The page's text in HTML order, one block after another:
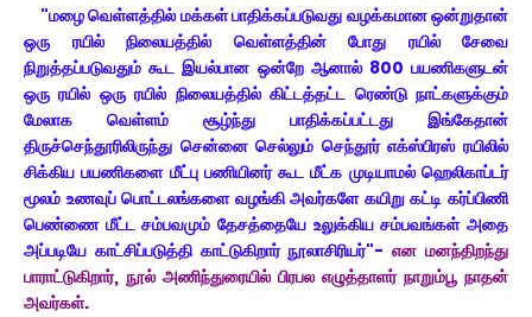
"மழை வெள்ளத்தில் மக்கள் பாதிக்கப்படுவது வழக்கமான ஒன்றுதான்
ஒரு ரயில் நிலையத்தில் வெள்ளத்தின் போது ரயில் சேவை
நிறுத்தப்படுவதும் கூட இயல்பான ஒன்றே ஆனால் 800 பயணிகளுடன்
ஒரு ரயில் ஒரு ரயில் நிலையத்தில் கிட்டத்தட்ட ரெண்டு நாட்களுக்கும்
மேலாக வெள்ளம் சூழ்ந்து பாதிக்கப்பட்டது இங்கேதான்
திருச்செந்தூரிலிருந்து சென்னை செல்லும் செந்தூர் எக்ஸ்பிரஸ் ரயிலில்
சிக்கிய பயணிகளை மீட்பு பணியினர் கூட மீட்க முடியாமல் ஹெலிகாப்டர்
மூலம் உணவுப் பொட்டலங்களை வழங்கி அவர்களே கயிறு கட்டி கர்ப்பிணி
பெண்ணை மீட்ட சம்பவமும் தேசத்தையே உலுக்கிய சம்பவங்கள் அதை
அப்படியே காட்சிப்படுத்தி காட்டுகிறார் நூலாசிரியர்"- என மனந்திறந்து
பாராட்டுகிறார், நூல் அணிந்துரையில் பிரபல எழுத்தாளர் நாறும்பூ நாதன்
அவர்கள்.